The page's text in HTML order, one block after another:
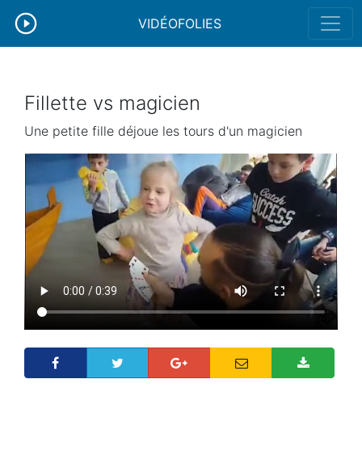
VIDÉOFOLIES
Fillette vs magicien
Une petite fille déjoue les tours d'un magicien